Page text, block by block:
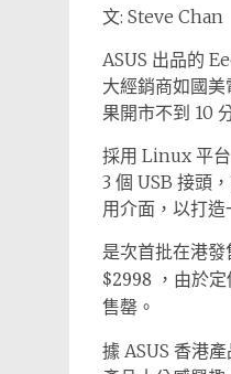
文: Steve Chan
ASUS 出品的
大經銷商如國
果開市不到 10
採用 Linux 平台
3 個 USB 接頭
用介面，以打
是次首批在港發
$2998 ，由於
售罄。
據 ASUS 香港